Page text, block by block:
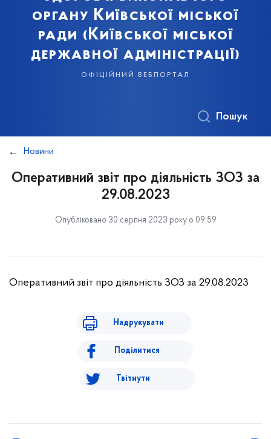
органу Київської міської
ради (Київської міської
державної адміністрації)
офіційний вебпортал
Пошук
Новини
Оперативний звіт про діяльність ЗОЗ за
29.08.2023
Опубліковано 30 серпня 2023 року о 09:59
Оперативний звіт про діяльність ЗОЗ за 29.08.2023
Надрукувати
Поділитися
Твітнути